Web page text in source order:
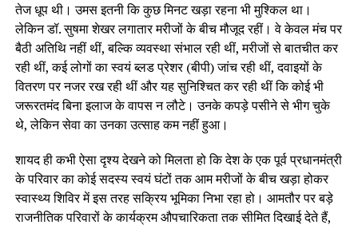
तेज धूप थी। उमस इतनी कि कुछ मिनट खड़ा रहना भी मुश्किल था।
लेकिन डॉ. सुषमा शेखर लगातार मरीजों के बीच मौजूद रहीं। वे केवल मंच पर
बैठी अतिथि नहीं थीं, बल्कि व्यवस्था संभाल रही थीं, मरीजों से बातचीत कर
रही थीं, कई लोगों का स्वयं ब्लड प्रेशर (बीपी) जांच रही थीं, दवाइयों के
वितरण पर नजर रख रही थीं और यह सुनिश्चित कर रही थीं कि कोई भी
जरूरतमंद बिना इलाज के वापस न लौटे। उनके कपड़े पसीने से भीग चुके
थे, लेकिन सेवा का उनका उत्साह कम नहीं हुआ।
शायद ही कभी ऐसा दृश्य देखने को मिलता हो कि देश के एक पूर्व प्रधानमंत्री
के परिवार का कोई सदस्य स्वयं घंटों तक आम मरीजों के बीच खड़ा होकर
स्वास्थ्य शिविर में इस तरह सक्रिय भूमिका निभा रहा हो। आमतौर पर बड़े
राजनीतिक परिवारों के कार्यक्रम औपचारिकता तक सीमित दिखाई देते हैं,